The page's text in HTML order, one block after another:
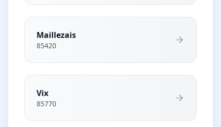
Maillezais
85420
Vix
85770